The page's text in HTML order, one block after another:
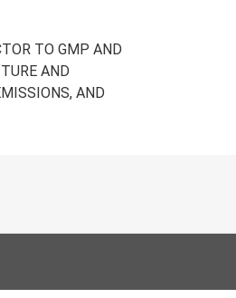
TO GMP AND
AND
AND